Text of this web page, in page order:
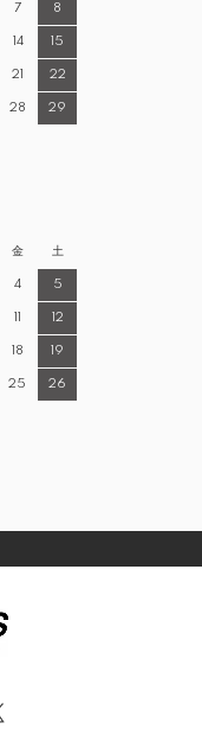
7 8
14 15
21 22
28 29
金 土
4 5
11 12
18 19
25 26